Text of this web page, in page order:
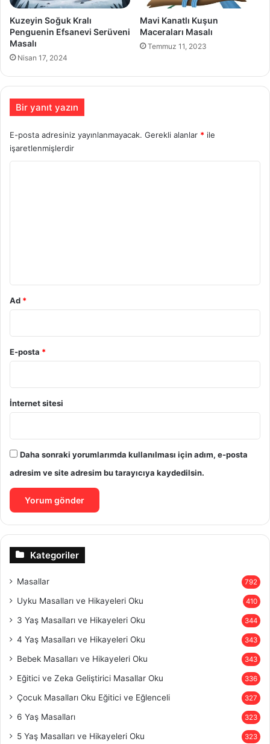
Kuzeyin Soğuk Kralı
Penguenin Efsanevi Serüveni
Masalı
Nisan 17, 2024
Mavi Kanatlı Kuşun
Maceraları Masalı
Temmuz 11, 2023
Bir yanıt yazın
E-posta adresiniz yayınlanmayacak. Gerekli alanlar * ile
işaretlenmişlerdir
Ad *
E-posta *
İnternet sitesi
Daha sonraki yorumlarımda kullanılması için adım, e-posta
adresim ve site adresim bu tarayıcıya kaydedilsin.
Kategoriler
Masallar 792
Uyku Masalları ve Hikayeleri Oku 410
3 Yaş Masalları ve Hikayeleri Oku 344
4 Yaş Masalları ve Hikayeleri Oku 343
Bebek Masalları ve Hikayeleri Oku 343
Eğitici ve Zeka Geliştirici Masallar Oku 336
Çocuk Masalları Oku Eğitici ve Eğlenceli 327
6 Yaş Masalları 323
5 Yaş Masalları ve Hikayeleri Oku 323